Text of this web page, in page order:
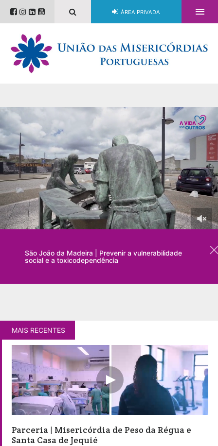
ÁREA PRIVADA 
São João da Madeira | Prevenir a vulnerabilidade
social e a toxicodependência
MAIS RECENTES
Parceria | Misericórdia de Peso da Régua e
Santa Casa de Jequié